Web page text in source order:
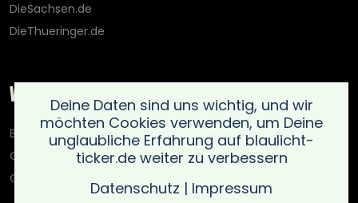
DieSachsen.de
DieThueringer.de
Weitere Portale
Blaulicht-Ticker.de
Oberlausitz.holiday
OnlinedatingKompass.de
Deine Daten sind uns wichtig, und wir
möchten Cookies verwenden, um Deine
unglaubliche Erfahrung auf blaulicht-
ticker.de weiter zu verbessern
Datenschutz | Impressum